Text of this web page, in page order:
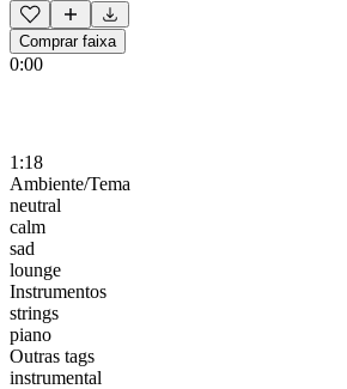
Comprar faixa
0:00
1:18
Ambiente/Tema
neutral
calm
sad
lounge
Instrumentos
strings
piano
Outras tags
instrumental